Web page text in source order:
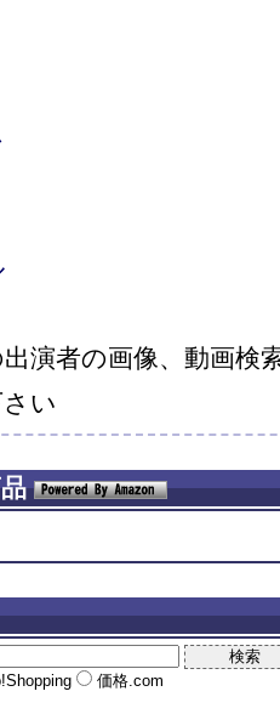
演者の画像、動画検
い
品
価格.com